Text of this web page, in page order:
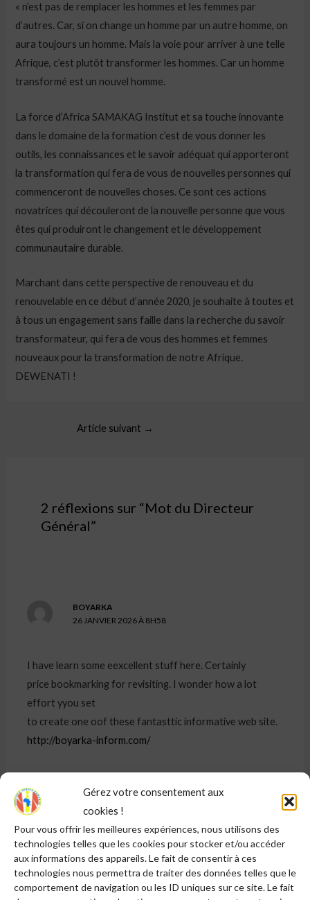
Gérez votre consentement aux
cookies !
Pour vous offrir les meilleures expériences, nous utilisons des
technologies telles que les cookies pour stocker et/ou accéder
aux informations des appareils. Le fait de consentir à ces
technologies nous permettra de traiter des données telles que le
comportement de navigation ou les ID uniques sur ce site. Le fait
« n’est pas de remplacer les hommes et les femmes par
d’autres. Car, si on change un homme par un autre homme, on
aura toujours un homme. Mais la voie pour arriver à une telle
Afrique, c’est plutôt transformer les hommes. Car un homme
transformé est un nouvel homme.
La force d’Africa SAMAKAG Institut et sa touche innovante
dans le domaine de la formation c’est de vous donner les
outils, les connaissances et le savoir adéquat qui apporteront
la transformation qui fera de vous de nouvelles personnes qui
commenceront de nouvelles choses. Ce sont ces actions
novatrices qui découleront de la nouvelle personne que vous
êtes qui produiront le changement et le développement
communautaire durable.
Marchant dans cette perspective de renouveau et du
renouvelable en ce début d’année 2020, je souhaite à toutes et
à tous un engagement sans faille dans la recherche du savoir
transformateur, qui fera de vous des hommes et femmes
nouveaux pour la transformation de notre Afrique.
DEWENATI !
Article suivant →
2 réflexions sur “Mot du Directeur
Général”
BOYARKA
26 JANVIER 2026 À 8H58
I have learn some eexcellent stuff here. Certainly
price bookmarking for revisiting. I wonder how a lot
effort yyou set
to create one oof these fantasttic informative web site.
http://boyarka-inform.com/
Répondre
ESCORT SERVICE IN SALTLAKE
9 MARS 2026 À 0H47